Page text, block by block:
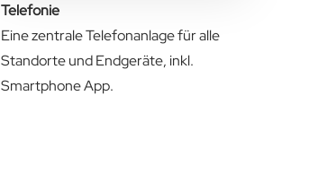
Telefonie
Eine zentrale Telefonanlage für alle
Standorte und Endgeräte, inkl.
Smartphone App.